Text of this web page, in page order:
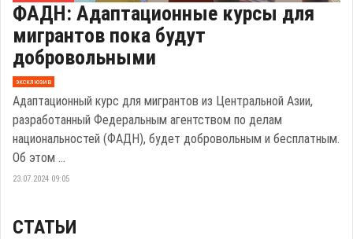
ФАДН: Адаптационные курсы для
мигрантов пока будут
добровольными
эксклюзив
Адаптационный курс для мигрантов из Центральной Азии,
разработанный Федеральным агентством по делам
национальностей (ФАДН), будет добровольным и бесплатным.
Об этом ...
23.07.2024 09:05
СТАТЬИ